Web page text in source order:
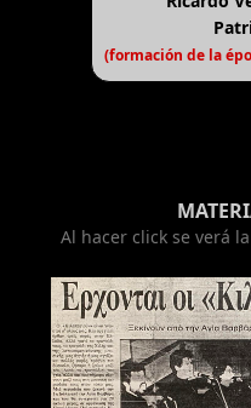
(formación de la
Al hacer click se verá